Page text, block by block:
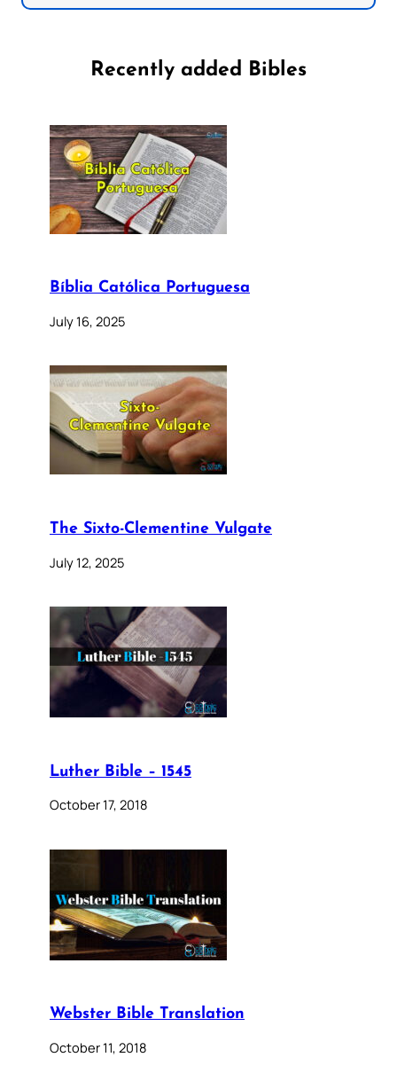
Recently added Bibles
Bíblia Católica Portuguesa
July 16, 2025
The Sixto-Clementine Vulgate
July 12, 2025
Luther Bible – 1545
October 17, 2018
Webster Bible Translation
October 11, 2018